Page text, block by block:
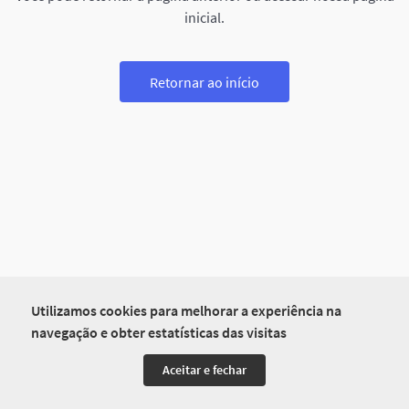
Utilizamos cookies para melhorar a experiência na
navegação e obter estatísticas das visitas
Aceitar e fechar
inicial.
Retornar ao início